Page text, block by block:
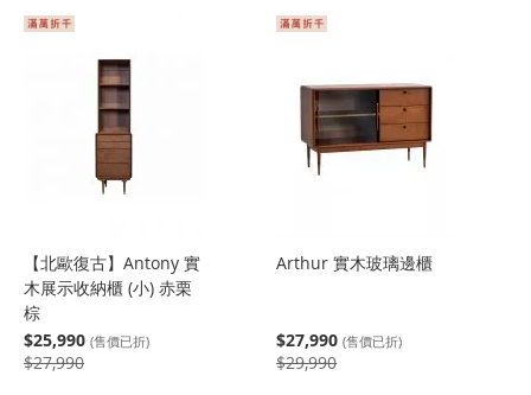
【北歐復古】Antony 實
木展示收納櫃 (小) 赤栗
棕
$25,990 (售價已折)
$27,990
Arthur 實木玻璃邊櫃
$27,990 (售價已折)
$29,990